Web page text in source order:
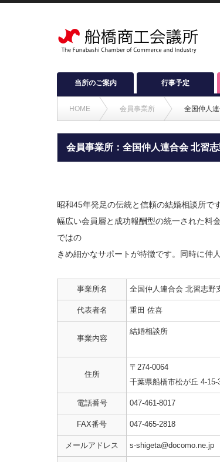
当所のご案内 行事予定
HOME 会員事業所 全国仲人
会員事業所：全国仲人連合会 北習
昭和45年発足の伝統と信頼の結婚相談所です
幅広い会員層と成功報酬型の統一された料
ではの
きめ細かなサポートが特徴です。同時に仲
事業所名 全国仲人連合会 北習志野
代表者名 重田 佐喜
事業内容
結婚相談所
住所
〒274-0064
千葉県船橋市松が丘 4-15-
電話番号 047-461-8017
FAX番号 047-465-2818
メールアドレス s-shigeta@docomo.ne.jp